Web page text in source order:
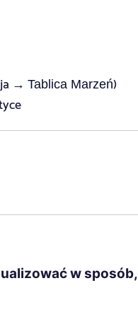
→ Tablica Marzeń)
w